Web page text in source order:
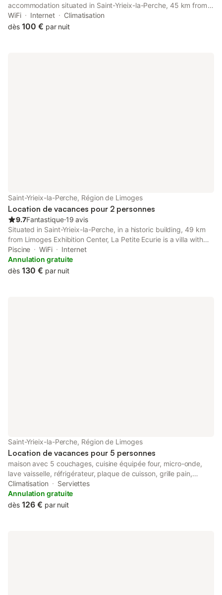
accommodation situated in Saint-Yrieix-la-Perche, 45 km from
Limoges Exhibition Center and 12 km from Jumilhac Castle.
WiFi Internet
Climatisation
dès 100 € par nuit
Saint-Yrieix-la-Perche, Région de Limoges
Location de vacances pour 2 personnes
9.7Fantastique⋅19 avis
Situated in Saint-Yrieix-la-Perche, in a historic building, 49 km
from Limoges Exhibition Center, La Petite Ecurie is a villa with
free bikes and bar. This villa has a private pool, a garden,
barbecue facilities, free WiFi and free private parking.
Piscine WiFi
Internet
Annulation gratuite
dès 130 € par nuit
Saint-Yrieix-la-Perche, Région de Limoges
Location de vacances pour 5 personnes
maison avec 5 couchages, cuisine équipée four, micro-onde,
lave vaisselle, réfrigérateur, plaque de cuisson, grille pain,
cafetière. buanderie avec lave linge et congélateur, jardin de
2500 m2, garage et emplacement de parking. Elle est située à 2
km du centre de Saint Yiriex la Perche. , 40 km de Limoges
Climatisation
Serviettes
Annulation gratuite
dès 126 € par nuit